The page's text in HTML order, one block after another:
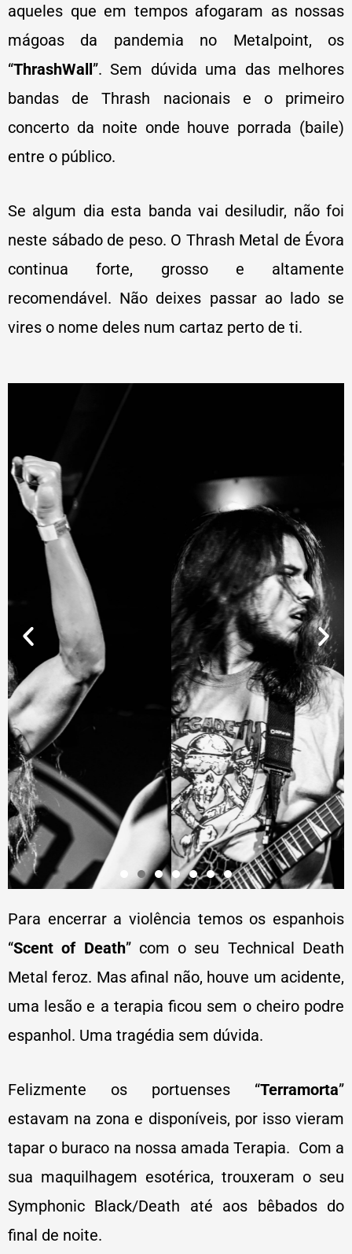
aqueles que em tempos afogaram as nossas
mágoas da pandemia no Metalpoint, os
“ThrashWall ”. Sem dúvida uma das melhores
bandas de Thrash nacionais e o primeiro
concerto da noite onde houve porrada (baile)
entre o público.
Se algum dia esta banda vai desiludir, não foi
neste sábado de peso. O Thrash Metal de Évora
continua forte, grosso e altamente
recomendável. Não deixes passar ao lado se
vires o nome deles num cartaz perto de ti.
Para encerrar a violência temos os espanhois
“Scent of Death” com o seu Technical Death
Metal feroz. Mas afinal não, houve um acidente,
uma lesão e a terapia ficou sem o cheiro podre
espanhol. Uma tragédia sem dúvida.
Felizmente os portuenses “Terramorta”
estavam na zona e disponíveis, por isso vieram
tapar o buraco na nossa amada Terapia. Com a
sua maquilhagem esotérica, trouxeram o seu
Symphonic Black/Death até aos bêbados do
final de noite.